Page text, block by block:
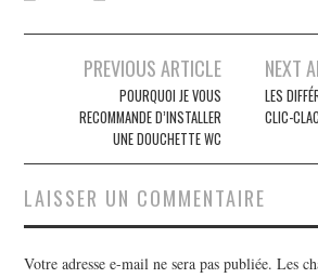
Navigation des articles
PREVIOUS ARTICLE
POURQUOI JE VOUS
RECOMMANDE D’INSTALLER
UNE DOUCHETTE WC
NEXT
LES
CLIC-
LAISSER UN COMMENTAIRE
Votre adresse e-mail ne sera pas publiée. Les